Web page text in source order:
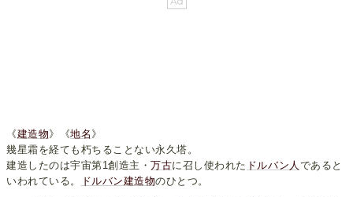
《建造物》《地名 》
幾星霜を経ても朽ちることない永久塔。
建造したのは宇宙第1創造主・万古に召し使われた ドルバン人 であると
いわれている。
ドルバン建造物のひとつ。